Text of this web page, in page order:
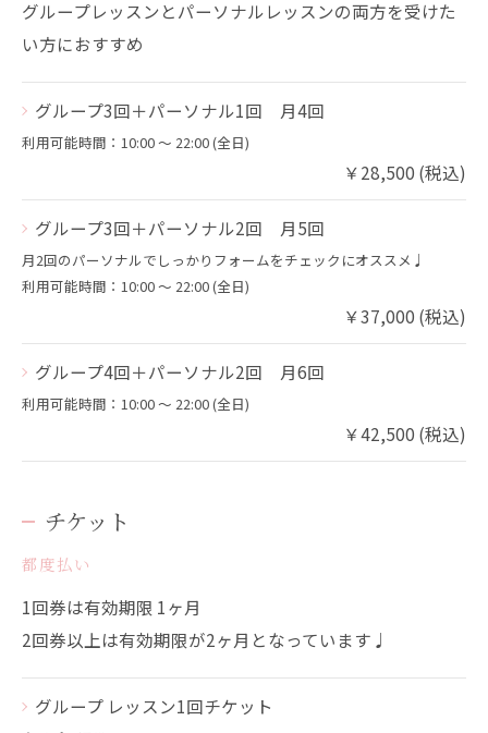
グループレッスンとパーソナルレッスンの両方を受けた
い方におすすめ
グループ3回＋パーソナル1回 月4回
利用可能時間：10:00 〜 22:00 (全日)
￥28,500 (税込)
グループ3回＋パーソナル2回 月5回
月2回のパーソナルでしっかりフォームをチェックにオススメ♩
利用可能時間：10:00 〜 22:00 (全日)
￥37,000 (税込)
グループ4回＋パーソナル2回 月6回
利用可能時間：10:00 〜 22:00 (全日)
￥42,500 (税込)
チケット
都度払い
1回券は有効期限 1ヶ月
2回券以上は有効期限が2ヶ月となっています♩
グループ レッスン1回チケット